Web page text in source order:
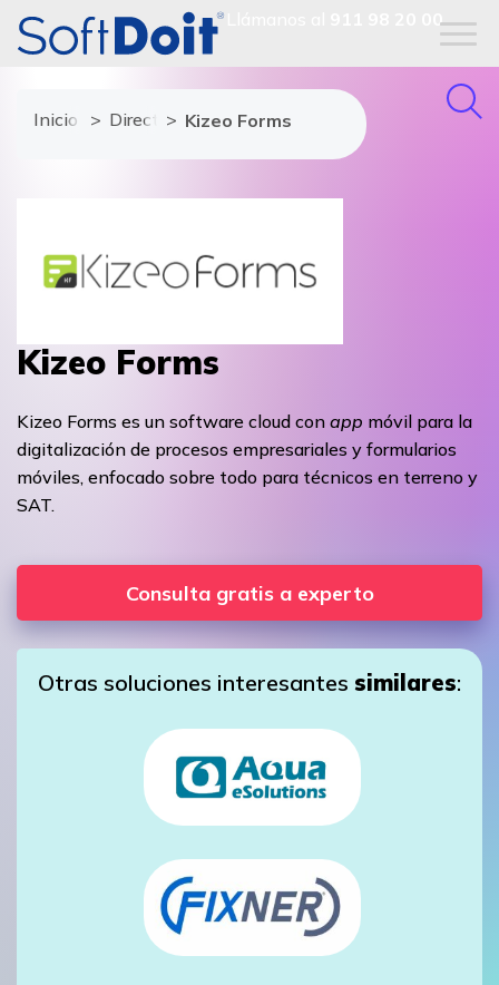
911 98 20 00
Inicio Directorio de proveedores
Kizeo Forms
Kizeo Forms
Kizeo Forms es un software cloud con app móvil para la
digitalización de procesos empresariales y formularios
móviles, enfocado sobre todo para técnicos en terreno y
SAT.
Consulta gratis a experto
Otras soluciones interesantes similares: